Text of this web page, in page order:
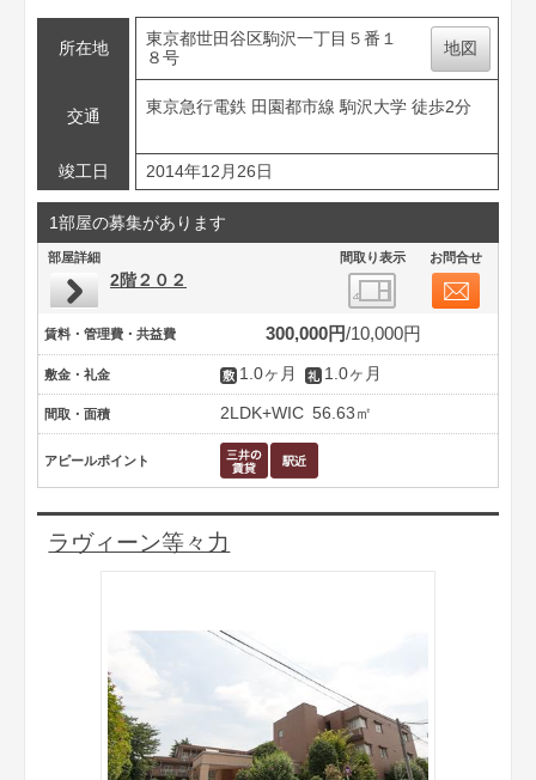
所在地
東京都世田谷区駒沢一丁目５番１
８号
地図
交通
東京急行電鉄 田園都市線 駒沢大学 徒歩2分
竣工日 2014年12月26日
1部屋の募集があります
部屋詳細 間取り表示 お問合せ
2階２０２
賃料・管理費・共益費 300,000円 10,000円
敷金・礼金 1.0ヶ月 1.0ヶ月
間取・面積 2LDK+WIC 56.63㎡
アピールポイント
ラヴィーン等々力